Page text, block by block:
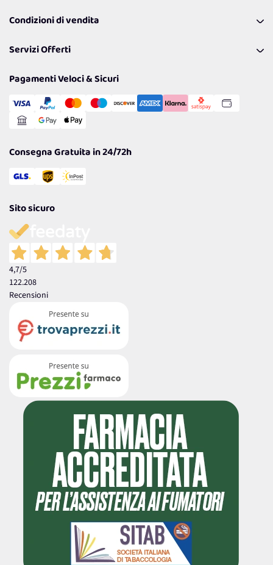
Lavora con noi
Politiche per la parità di genere
Richiamami
Resi
Condizioni di vendita
Spedizioni
Cookie Policy
Gestisci Cookie
Servizi Offerti
Reso Facile e Veloce
Pagamenti Veloci & Sicuri
Consegna Gratuita in 24/72h
Sito sicuro
4,7/5
122.208
Recensioni